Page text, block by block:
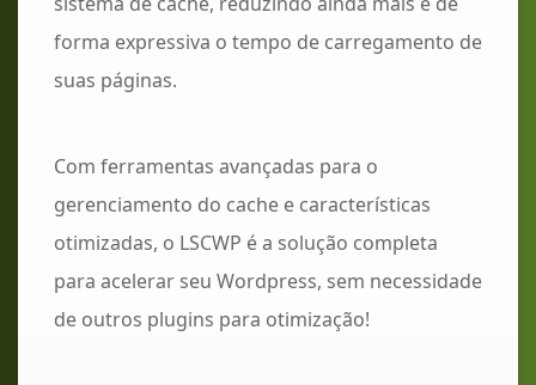
forma expressiva o tempo de carregamento de
suas páginas.
Com ferramentas avançadas para o
gerenciamento do cache e características
otimizadas, o LSCWP é a solução completa
para acelerar seu Wordpress, sem necessidade
de outros plugins para otimização!